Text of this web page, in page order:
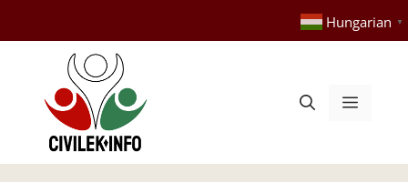
tartalomba
Hungarian ▼
Menü